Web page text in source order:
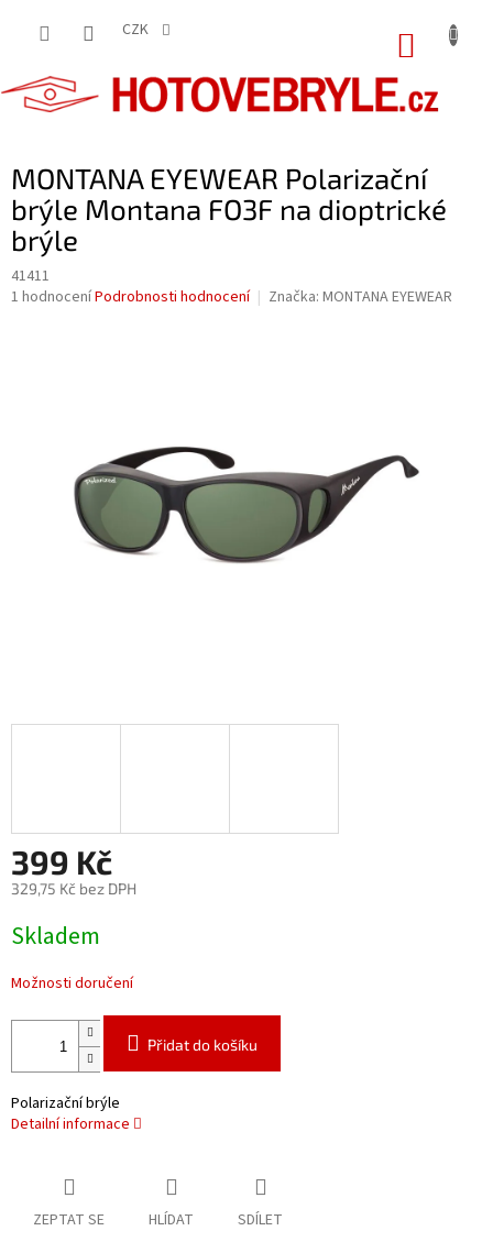
CZK
MONTANA EYEWEAR Polarizační
brýle Montana FO3F na dioptrické
brýle
41411
Průměrné
1 hodnoceníPodrobnosti hodnocení Značka: MONTANA EYEWEAR
399 Kč
329,75 Kč bez DPH
cena:
Skladem
Možnosti doručení
Přidat do košíku
Polarizační brýle
Detailní informace
ZEPTAT SE HLÍDAT SDÍLET